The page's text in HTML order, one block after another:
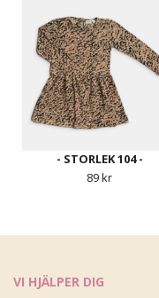
- STORLEK 104 -
89 kr
VI HJÄLPER DIG